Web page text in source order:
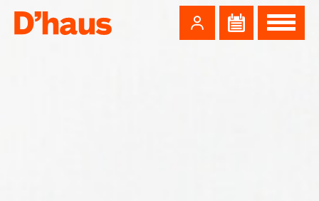
Zum Hauptinhalt springen Zum Footer springen